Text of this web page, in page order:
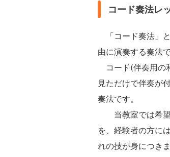
コード奏法レ
「コード奏法」
由に演奏する奏法で
コード(伴奏用の
見ただけで伴奏が
奏法です。
当教室では希望
を、経験者の方に
れの技が身につきま